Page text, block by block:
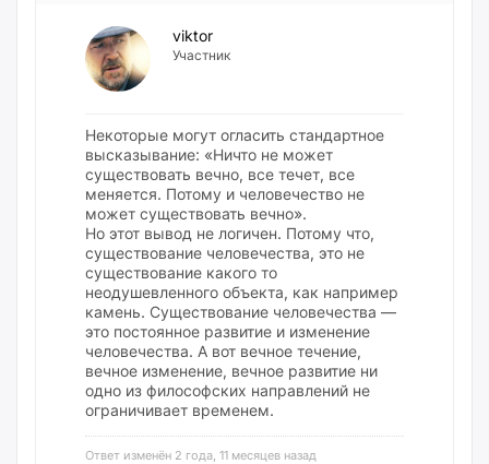
viktor
Участник
Некоторые могут огласить стандартное
высказывание: «Ничто не может
существовать вечно, все течет, все
меняется. Потому и человечество не
может существовать вечно».
Но этот вывод не логичен. Потому что,
существование человечества, это не
существование какого то
неодушевленного объекта, как например
камень. Существование человечества —
это постоянное развитие и изменение
человечества. А вот вечное течение,
вечное изменение, вечное развитие ни
одно из философских направлений не
ограничивает временем.
Ответ изменён 2 года, 11 месяцев назад